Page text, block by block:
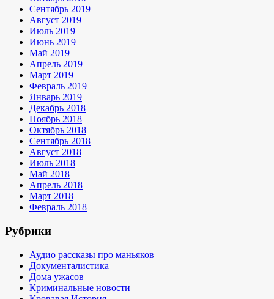
Сентябрь 2019
Август 2019
Июль 2019
Июнь 2019
Май 2019
Апрель 2019
Март 2019
Февраль 2019
Январь 2019
Декабрь 2018
Ноябрь 2018
Октябрь 2018
Сентябрь 2018
Август 2018
Июль 2018
Май 2018
Апрель 2018
Март 2018
Февраль 2018
Рубрики
Аудио рассказы про маньяков
Документалистика
Дома ужасов
Криминальные новости